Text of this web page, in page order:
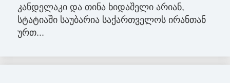
კანდელაკი და თინა ხიდაშელი არიან,
სტატიაში საუბარია საქართველოს ირანთან
ურთ...